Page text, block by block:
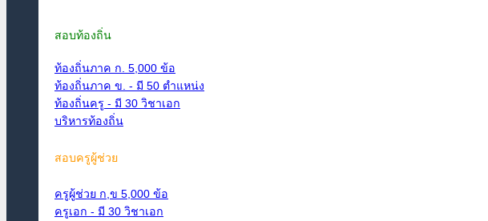
สอบท้องถิ่น
ท้องถิ่นภาค ก. 5,000 ข้อ
ท้องถิ่นภาค ข. - มี 50 ตำแหน่ง
ท้องถิ่นครู - มี 30 วิชาเอก
บริหารท้องถิ่น
สอบครูผู้ช่วย
ครูผู้ช่วย ก,ข 5,000 ข้อ
ครูเอก - มี 30 วิชาเอก